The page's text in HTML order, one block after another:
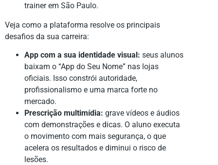
trainer em São Paulo.
Veja como a plataforma resolve os principais
desafios da sua carreira:
App com a sua identidade visual: seus alunos
baixam o “App do Seu Nome” nas lojas
oficiais. Isso constrói autoridade,
profissionalismo e uma marca forte no
mercado.
Prescrição multimídia: grave vídeos e áudios
com demonstrações e dicas. O aluno executa
o movimento com mais segurança, o que
acelera os resultados e diminui o risco de
lesões.